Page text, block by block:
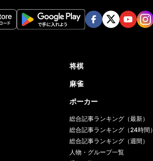
将棋
麻雀
ポーカー
総合記事ランキング（最新）
総合記事ランキング（24時間）
総合記事ランキング（週間）
人物・グループ一覧